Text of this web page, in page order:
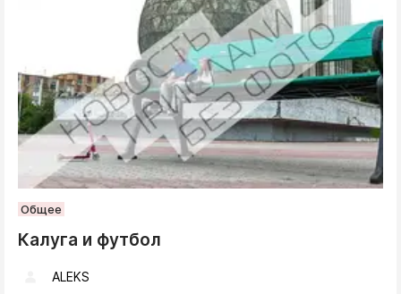
Общее
Калуга и футбол
ALEKS